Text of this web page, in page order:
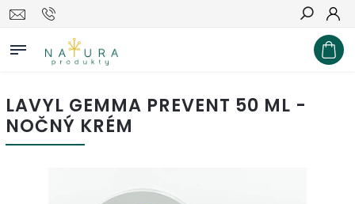
Hľadať
LAVYL GEMMA PREVENT 50 ML -
NOČNÝ KRÉM